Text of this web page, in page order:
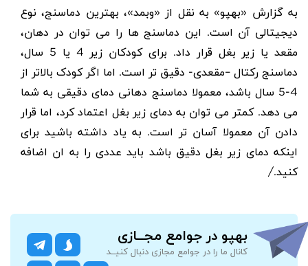
به گزارش «بهپو» به نقل از «وبمد»، بهترین دماسنج، نوع
دیجیتالی آن است. این دماسنج ها را می توان در دهان،
مقعد یا زیر بغل قرار داد. برای کودکان زیر 4 یا 5 سال،
دماسنج رکتال –مقعدی- دقیق تر است. اما اگر کودک بالاتر از
4-5 سال باشد، معمولا دماسنج دهانی دمای دقیقی به شما
می دهد. کمتر می توان به دمای زیر بغل اعتماد کرد، اما قرار
دادن آن معمولا آسان تر است. به یاد داشته باشید برای
اینکه دمای زیر بغل دقیق باشد باید عددی را به ان اضافه
کنید./
بهپو در جوامع مجــازی
کانال ما را در جوامع مجازی دنبال کنیــد